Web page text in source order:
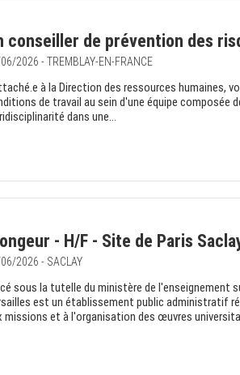
conseiller de prévention des
2026 - TREMBLAY-EN-FRANCE
à la Direction des ressources humaines,
de travail au sein d'une équipe composée
dans une...
- H/F - Site de Paris
2026 - SACLAY
sous la tutelle du ministère de l'enseignement
est un établissement public administratif
missions et à l'organisation des œuvres